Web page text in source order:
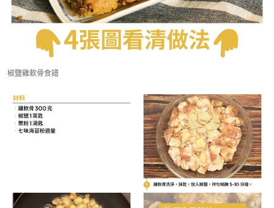
椒鹽雞軟骨食譜